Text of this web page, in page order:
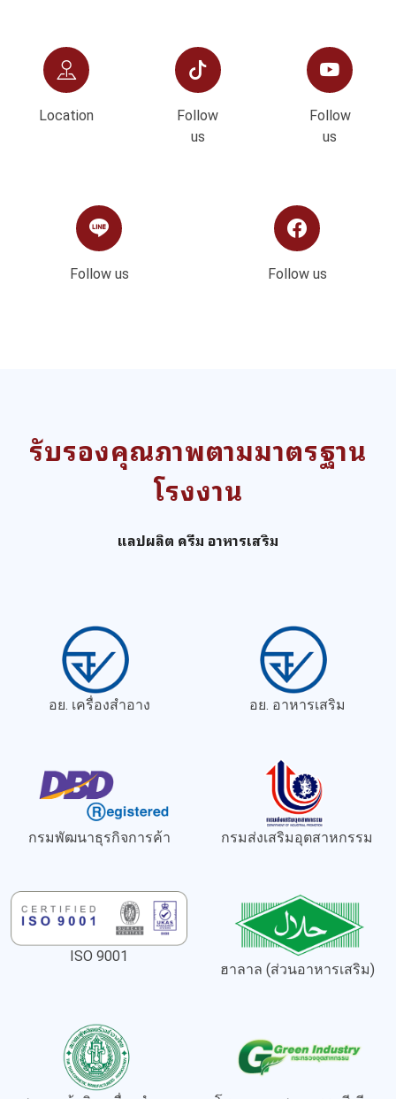
Location
Follow
us
Follow
us
Follow us Follow us
รับรองคุณภาพตามมาตรฐาน
โรงงาน
แลปผลิต ครีม อาหารเสริม
อย. เครื่องสำอาง อย. อาหารเสริม
กรมพัฒนาธุรกิจการค้า กรมส่งเสริมอุตสาหกรรม
ISO 9001
ฮาลาล (ส่วนอาหารเสริม)